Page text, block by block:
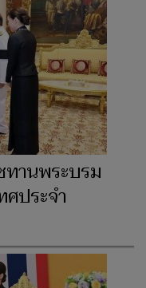
ทานพระบรม
ศประจำ